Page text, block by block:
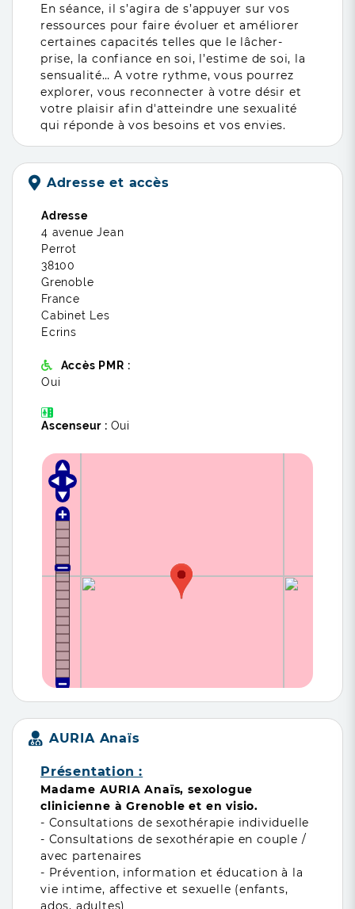
En séance, il s’agira de s’appuyer sur vos
ressources pour faire évoluer et améliorer
certaines capacités telles que le lâcher-
prise, la confiance en soi, l’estime de soi, la
sensualité… A votre rythme, vous pourrez
explorer, vous reconnecter à votre désir et
votre plaisir afin d'atteindre une sexualité
qui réponde à vos besoins et vos envies.
Adresse et accès
Adresse
4 avenue Jean
Perrot
38100
Grenoble
France
Cabinet Les
Ecrins
Accès PMR :
Oui
Ascenseur : Oui
AURIA Anaïs
Présentation :
Madame AURIA Anaïs, sexologue
clinicienne à Grenoble et en visio.
- Consultations de sexothérapie individuelle
- Consultations de sexothérapie en couple /
avec partenaires
- Prévention, information et éducation à la
vie intime, affective et sexuelle (enfants,
ados, adultes)